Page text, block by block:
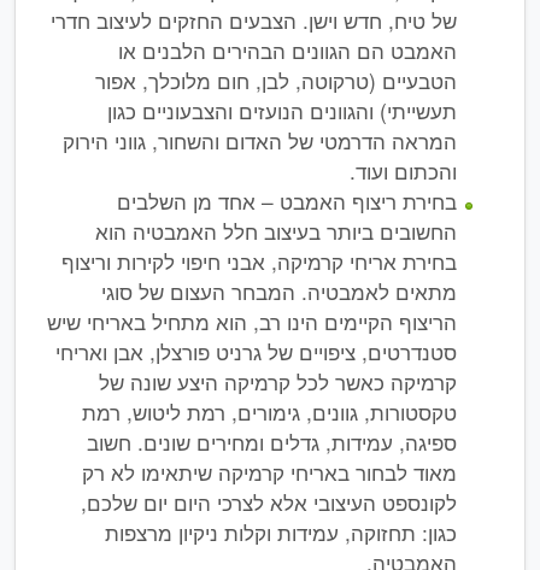
של טיח, חדש וישן. הצבעים החזקים לעיצוב חדרי
האמבט הם הגוונים הבהירים הלבנים או
הטבעיים (טרקוטה, לבן, חום מלוכלך, אפור
תעשייתי) והגוונים הנועזים והצבעוניים כגון
המראה הדרמטי של האדום והשחור, גווני הירוק
והכתום ועוד.
בחירת ריצוף האמבט – אחד מן השלבים
החשובים ביותר בעיצוב חלל האמבטיה הוא
בחירת אריחי קרמיקה, אבני חיפוי לקירות וריצוף
מתאים לאמבטיה. המבחר העצום של סוגי
הריצוף הקיימים הינו רב, הוא מתחיל באריחי שיש
סטנדרטים, ציפויים של גרניט פורצלן, אבן ואריחי
קרמיקה כאשר לכל קרמיקה היצע שונה של
טקסטורות, גוונים, גימורים, רמת ליטוש, רמת
ספיגה, עמידות, גדלים ומחירים שונים. חשוב
מאוד לבחור באריחי קרמיקה שיתאימו לא רק
לקונספט העיצובי אלא לצרכי היום יום שלכם,
כגון: תחזוקה, עמידות וקלות ניקיון מרצפות
האמבטיה.